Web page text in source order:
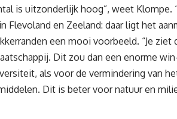
is uitzonderlijk hoog”, weet
Flevoland en Zeeland: daar ligt het
een mooi voorbeeld. “Je
Dit zou dan een enorme
als voor de vermindering van
Dit is beter voor natuur en